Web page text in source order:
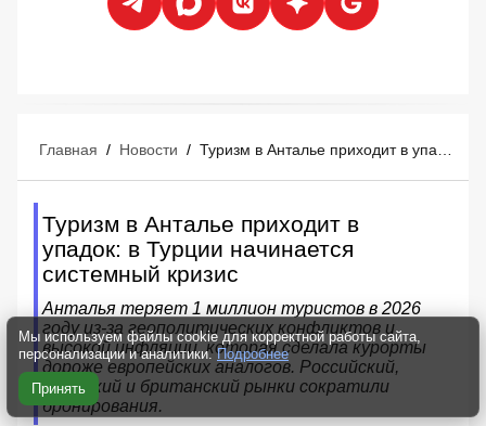
Главная / Новости /
Туризм в Анталье приходит в
упадок: в Турции начинается
системный кризис
Анталья теряет 1 миллион туристов в 2026
году из-за геополитических конфликтов и
высокой инфляции, которая сделала курорты
дороже европейских аналогов. Российский,
немецкий и британский рынки сократили
бронирования.
Мы используем файлы cookie для корректной работы сайта,
персонализации и аналитики. Подробнее
Принять